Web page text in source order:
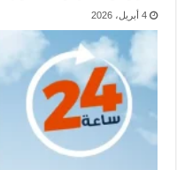
4 أبريل، 2026